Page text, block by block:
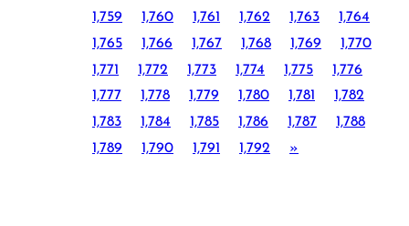
1,759
1,760 1,761 1,762 1,763
1,764
1,765
1,766 1,767 1,768 1,769
1,770
1,771
1,772 1,773 1,774 1,775
1,776
1,777
1,778 1,779 1,780 1,781
1,782
1,783
1,784 1,785 1,786 1,787
1,788
1,789
1,790 1,791 1,792 »